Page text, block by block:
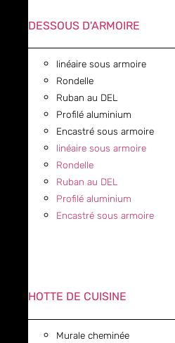
DESSOUS D'ARMOIRE
linéaire sous armoire
Rondelle
Ruban au DEL
Profilé aluminium
Encastré sous armoire
linéaire sous armoire
Rondelle
Ruban au DEL
Profilé aluminium
Encastré sous armoire
HOTTE DE CUISINE
Murale cheminée